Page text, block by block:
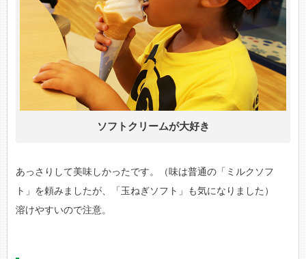
ソフトクリームが大好き
あっさりして美味しかったです。（味は普通の「ミルクソフ
ト」を頼みましたが、「玉ねぎソフト」も気になりました）
溶けやすいので注意。